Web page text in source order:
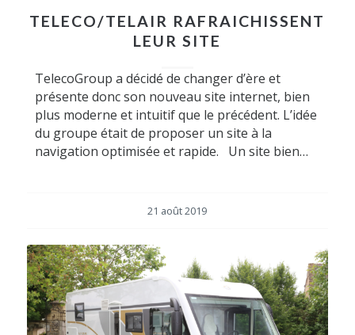
TELECO/TELAIR RAFRAICHISSENT
LEUR SITE
TelecoGroup a décidé de changer d’ère et
présente donc son nouveau site internet, bien
plus moderne et intuitif que le précédent. L’idée
du groupe était de proposer un site à la
navigation optimisée et rapide. Un site bien…
21 août 2019